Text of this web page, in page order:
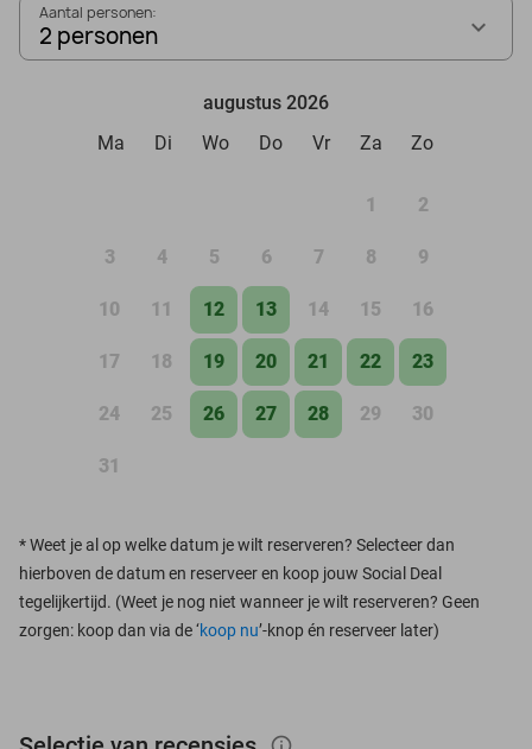
Aantal personen:
2 personen
augustus 2026
Ma
Di Wo Do Vr Za Zo
1 2
3 4 5 6 7 8 9
10 11 12 13 14 15 16
17 18 19 20 21 22 23
24 25 26 27 28 29 30
31
*Weet je al op welke datum je wilt reserveren? Selecteer dan
hierboven de datum en reserveer en koop jouw Social Deal
tegelijkertijd. (Weet je nog niet wanneer je wilt reserveren? Geen
zorgen: koop dan via de ‘koop nu’-knop én reserveer later)